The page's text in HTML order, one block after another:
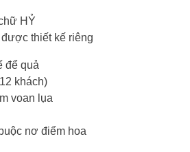
HỶ
thiết kế riêng
để quả
khách)
voan lụa
nơ điểm hoa